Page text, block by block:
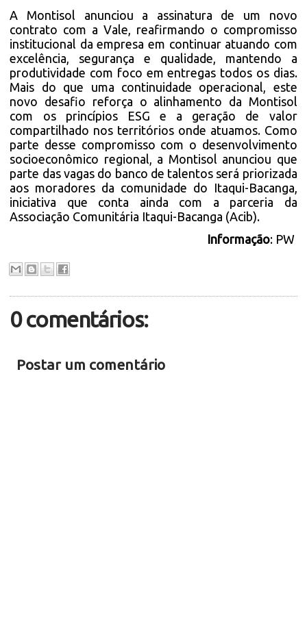
A Montisol anunciou a assinatura de um novo
contrato com a Vale, reafirmando o compromisso
institucional da empresa em continuar atuando com
excelência, segurança e qualidade, mantendo a
produtividade com foco em entregas todos os dias.
Mais do que uma continuidade operacional, este
novo desafio reforça o alinhamento da Montisol
com os princípios ESG e a geração de valor
compartilhado nos territórios onde atuamos. Como
parte desse compromisso com o desenvolvimento
socioeconômico regional, a Montisol anunciou que
parte das vagas do banco de talentos será priorizada
aos moradores da comunidade do Itaqui-Bacanga,
iniciativa que conta ainda com a parceria da
Associação Comunitária Itaqui-Bacanga (Acib).
Informação: PW
0 comentários:
Postar um comentário